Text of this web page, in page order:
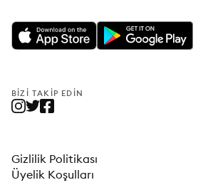
BIZI TAKIP EDIN
Gizlilik Politikası
Üyelik Koşulları